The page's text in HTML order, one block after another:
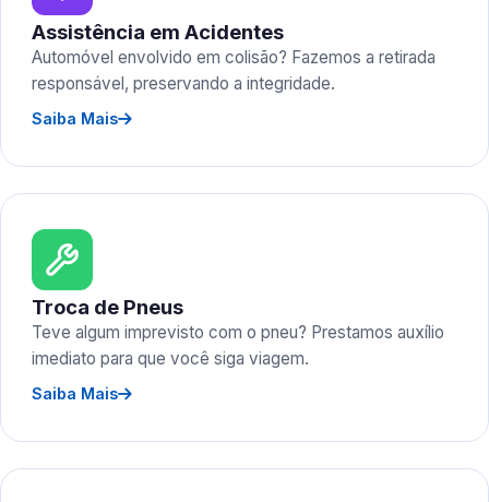
Assistência em Acidentes
Automóvel envolvido em colisão? Fazemos a retirada
responsável, preservando a integridade.
Saiba Mais
Troca de Pneus
Teve algum imprevisto com o pneu? Prestamos auxílio
imediato para que você siga viagem.
Saiba Mais